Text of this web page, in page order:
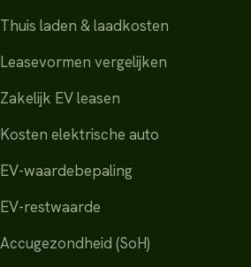
Thuis laden & laadkosten
Leasevormen vergelijken
Zakelijk EV leasen
Kosten elektrische auto
EV-waardebepaling
EV-restwaarde
Accugezondheid (SoH)